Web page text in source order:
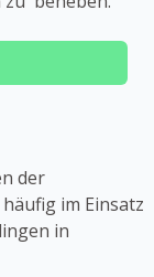
der
im Einsatz
in